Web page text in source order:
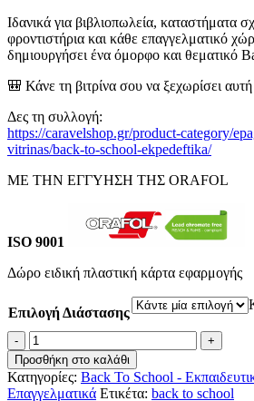
Ιδανικά για βιβλιοπωλεία, καταστήματα
φροντιστήρια και κάθε επαγγελματικό
δημιουργήσει ένα όμορφο και θεματικό
🎒 Κάνε τη βιτρίνα σου να ξεχωρίσει
Δες τη συλλογή:
https://caravelshop.gr/product-category/
vitrinas/back-to-school-ekpedeftika/
ΜΕ ΤΗΝ ΕΓΓΥΗΣΗ ΤΗΣ ORAFOL
ISO 9001
Δώρο ειδική πλαστική κάρτα εφαρμογής
Επιλογή Διάστασης
Back
To
School
Rocket
Προσθήκη στο καλάθι
Κατηγορίες: Back To School -
Επαγγελματικά Ετικέτα: back to school